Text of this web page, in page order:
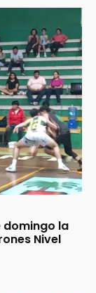
domingo la
Nivel